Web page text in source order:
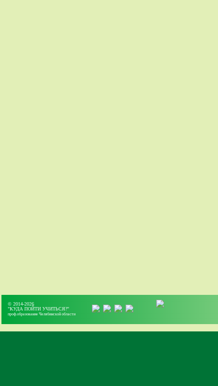
© 2014-2026
"КУДА ПОЙТИ УЧИТЬСЯ?"
проф.образование Челябинской области